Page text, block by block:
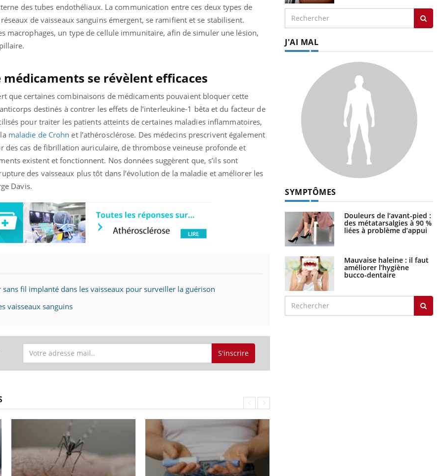
des tubes endothéliaux. La communication entre ces deux types de
de vaisseaux sanguins émergent, se ramifient et se stabilisent.
macrophages, un type de cellule immunitaire, afin de simuler une lésion,
médicaments se révèlent efficaces
que certaines combinaisons de médicaments pouvaient bloquer cette
destinés à contrer les effets de l’interleukine-1 bêta et du facteur de
pour traiter les patients atteints de certaines maladies inflammatoires,
maladie de Crohn et l’athérosclérose. Des médecins prescrivent également
des cas de fibrillation auriculaire, de thrombose veineuse profonde et
existent et fonctionnent. Nos données suggèrent que, s’ils sont
des vaisseaux plus tôt dans l’évolution de la maladie et améliorer les
Davis.
fil implanté dans les vaisseaux pour surveiller la guérison
vaisseaux sanguins
S'inscrire
J'AI MAL
SYMPTÔMES
Douleurs de l’avant-pied :
des métatarsalgies à 90 %
liées à problème d’appui
Mauvaise haleine : il faut
améliorer l’hygiène
bucco-dentaire